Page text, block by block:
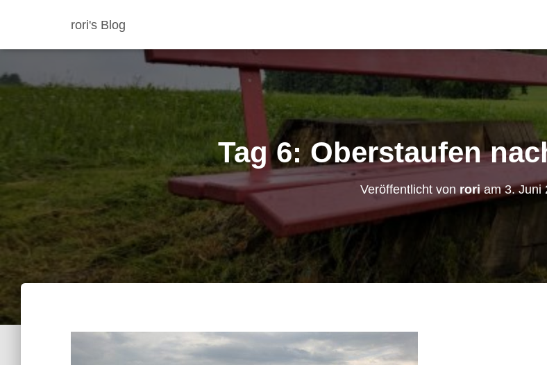
rori's Blog
Tag 6: Oberstaufen
Veröffentlicht von roriam3. Juni